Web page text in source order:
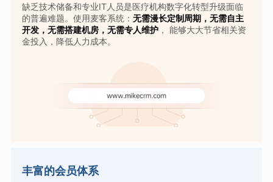
缺乏技术储备和专业IT人员是医疗机构数字化转型升级面临
的普遍难题。使用麦客系统： 无需漫长定制周期，无需自主
开发，无需搭建机房，无需专人维护， 能够大大节省相关资
金投入，降低人力成本。
丰富的会员体系